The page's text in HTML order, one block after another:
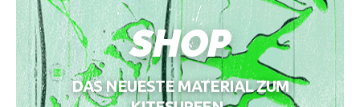
SHOP
DAS NEUESTE MATERIAL ZUM